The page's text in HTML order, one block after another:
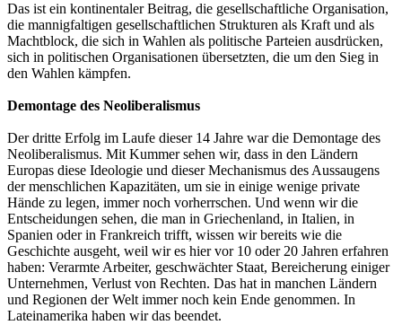
Das ist ein kontinentaler Beitrag, die gesellschaftliche Organisation,
die mannigfaltigen gesellschaftlichen Strukturen als Kraft und als
Machtblock, die sich in Wahlen als politische Parteien ausdrücken,
sich in politischen Organisationen übersetzten, die um den Sieg in
den Wahlen kämpfen.
Demontage des Neoliberalismus
Der dritte Erfolg im Laufe dieser 14 Jahre war die Demontage des
Neoliberalismus. Mit Kummer sehen wir, dass in den Ländern
Europas diese Ideologie und dieser Mechanismus des Aussaugens
der menschlichen Kapazitäten, um sie in einige wenige private
Hände zu legen, immer noch vorherrschen. Und wenn wir die
Entscheidungen sehen, die man in Griechenland, in Italien, in
Spanien oder in Frankreich trifft, wissen wir bereits wie die
Geschichte ausgeht, weil wir es hier vor 10 oder 20 Jahren erfahren
haben: Verarmte Arbeiter, geschwächter Staat, Bereicherung einiger
Unternehmen, Verlust von Rechten. Das hat in manchen Ländern
und Regionen der Welt immer noch kein Ende genommen. In
Lateinamerika haben wir das beendet.